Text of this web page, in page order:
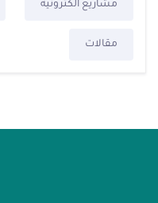
مشاريع الكترونية
مقالات